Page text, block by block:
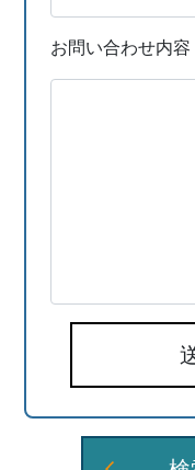
お問い合わせ内容